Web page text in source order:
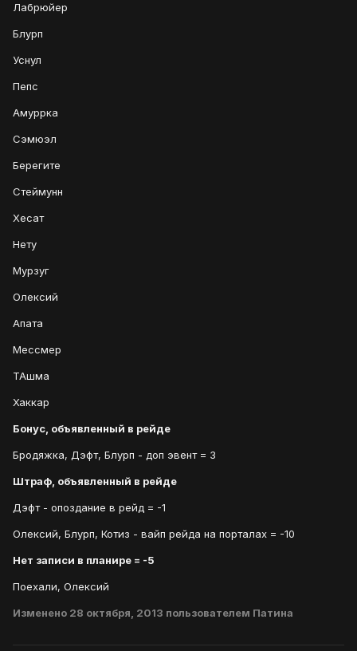
Лабрюйер
Блурп
Уснул
Пепс
Амуррка
Сэмюэл
Берегите
Стеймунн
Хесат
Нету
Мурзуг
Олексий
Апата
Мессмер
ТАшма
Хаккар
Бонус, объявленный в рейде
Бродяжка, Дэфт, Блурп - доп эвент = 3
Штраф, объявленный в рейде
Дэфт - опоздание в рейд = -1
Олексий, Блурп, Котиз - вайп рейда на порталах = -10
Нет записи в планире = -5
Поехали, Олексий
Изменено 28 октября, 2013 пользователем Патина